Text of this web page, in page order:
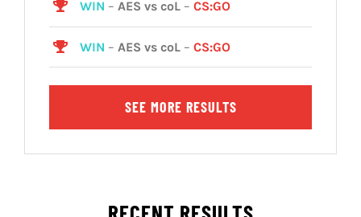
WIN –AES vs coL –CS:GO
WIN – AES vs coL –CS:GO
SEE MORE RESULTS